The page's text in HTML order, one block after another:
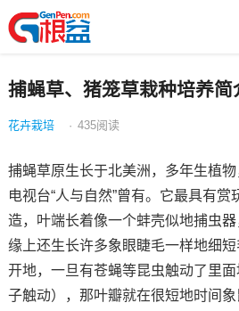
捕蝇草、猪笼草栽种培养简
花卉栽培 · 435阅读
捕蝇草原生长于北美洲，多年生植
电视台“人与自然”曾有。它最具有
造，叶端长着像一个蚌壳似地捕虫
缘上还生长许多象眼睫毛一样地细
开地，一旦有苍蝇等昆虫触动了里
子触动），那叶瓣就在很短地时间象